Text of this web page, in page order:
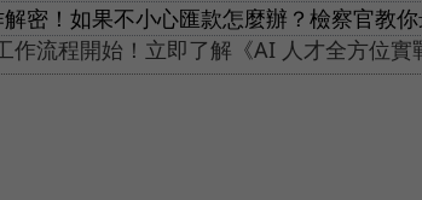
解密！如果不小心匯款怎麼辦？檢察官教
作流程開始！立即了解《AI 人才全方位實